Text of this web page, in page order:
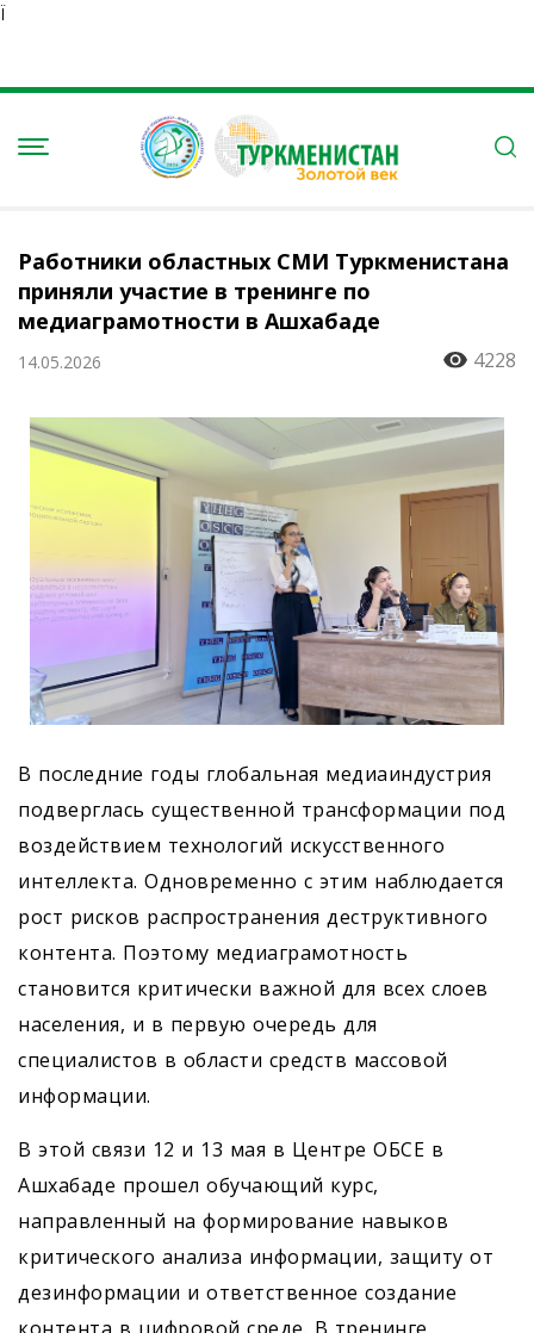
Ï
Работники областных СМИ Туркменистана
приняли участие в тренинге по
медиаграмотности в Ашхабаде
14.05.2026 4228
В последние годы глобальная медиаиндустрия
подверглась существенной трансформации под
воздействием технологий искусственного
интеллекта. Одновременно с этим наблюдается
рост рисков распространения деструктивного
контента. Поэтому медиаграмотность
становится критически важной для всех слоев
населения, и в первую очередь для
специалистов в области средств массовой
информации.
В этой связи 12 и 13 мая в Центре ОБСЕ в
Ашхабаде прошел обучающий курс,
направленный на формирование навыков
критического анализа информации, защиту от
дезинформации и ответственное создание
контента в цифровой среде. В тренинге